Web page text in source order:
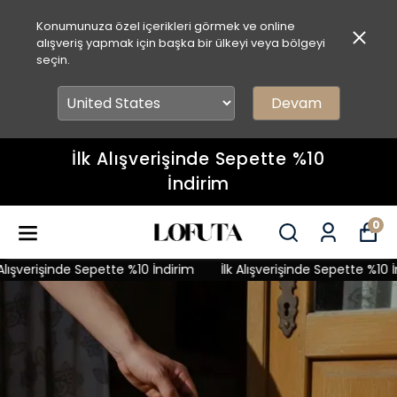
Konumunuza özel içerikleri görmek ve online
alışveriş yapmak için başka bir ülkeyi veya bölgeyi
seçin.
Devam
İlk Alışverişinde Sepette %10
İndirim
0
Sepette %10 İndirim İlk Alışverişinde Sepette %10